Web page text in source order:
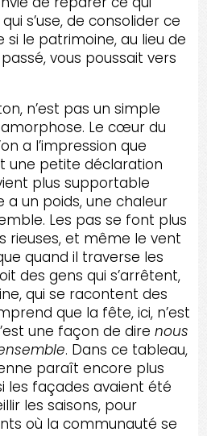
s’use, de consolider ce
le patrimoine, au lieu de
vous poussait vers
n’est pas un simple
Le cœur du
a l’impression que
une petite déclaration
plus supportable
a un poids, une chaleur
Les pas se font plus
rieuses, et même le vent
quand il traverse les
des gens qui s’arrêtent,
qui se racontent des
que la fête, ici, n’est
une façon de dire nous
. Dans ce tableau,
paraît encore plus
les façades avaient été
les saisons, pour
où la communauté se